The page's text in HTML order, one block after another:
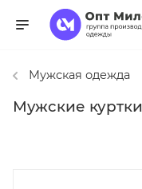
Мужская одежда
Мужские куртки